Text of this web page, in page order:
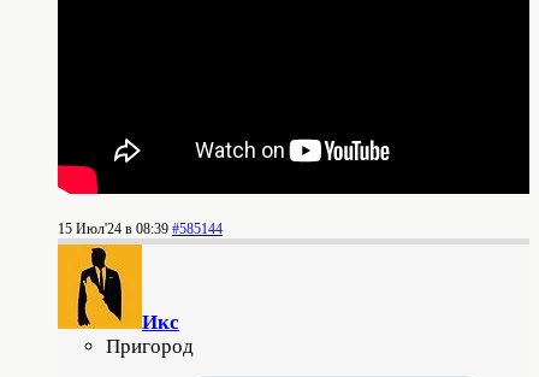
15 Июл'24 в 08:39 #585144
Икс
Пригород